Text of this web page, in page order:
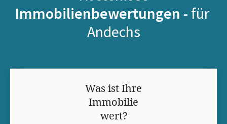
Immobilienbewertungen - für
Andechs
Was ist Ihre
Immobilie
wert?